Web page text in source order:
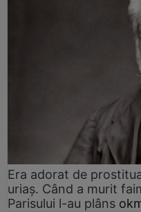
Era adorat de
uriaș. Când a murit
Parisului l-au plâns